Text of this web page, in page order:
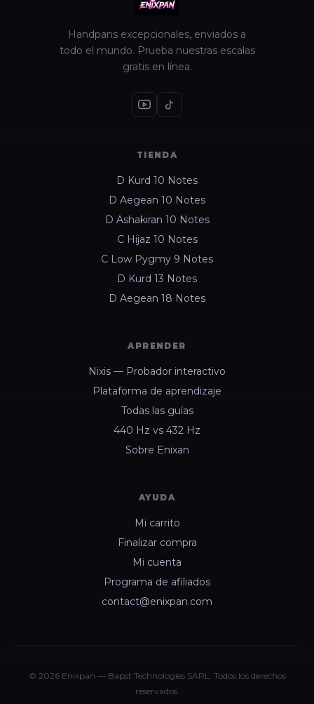
Handpans excepcionales, enviados a
todo el mundo. Prueba nuestras escalas
gratis en línea.
TIENDA
D Kurd 10 Notes
D Aegean 10 Notes
D Ashakiran 10 Notes
C Hijaz 10 Notes
C Low Pygmy 9 Notes
D Kurd 13 Notes
D Aegean 18 Notes
APRENDER
Nixis — Probador interactivo
Plataforma de aprendizaje
Todas las guías
440 Hz vs 432 Hz
Sobre Enixan
AYUDA
Mi carrito
Finalizar compra
Mi cuenta
Programa de afiliados
contact@enixpan.com
© 2026 Enixpan — Bapst Technologies SARL. Todos los derechos
reservados.